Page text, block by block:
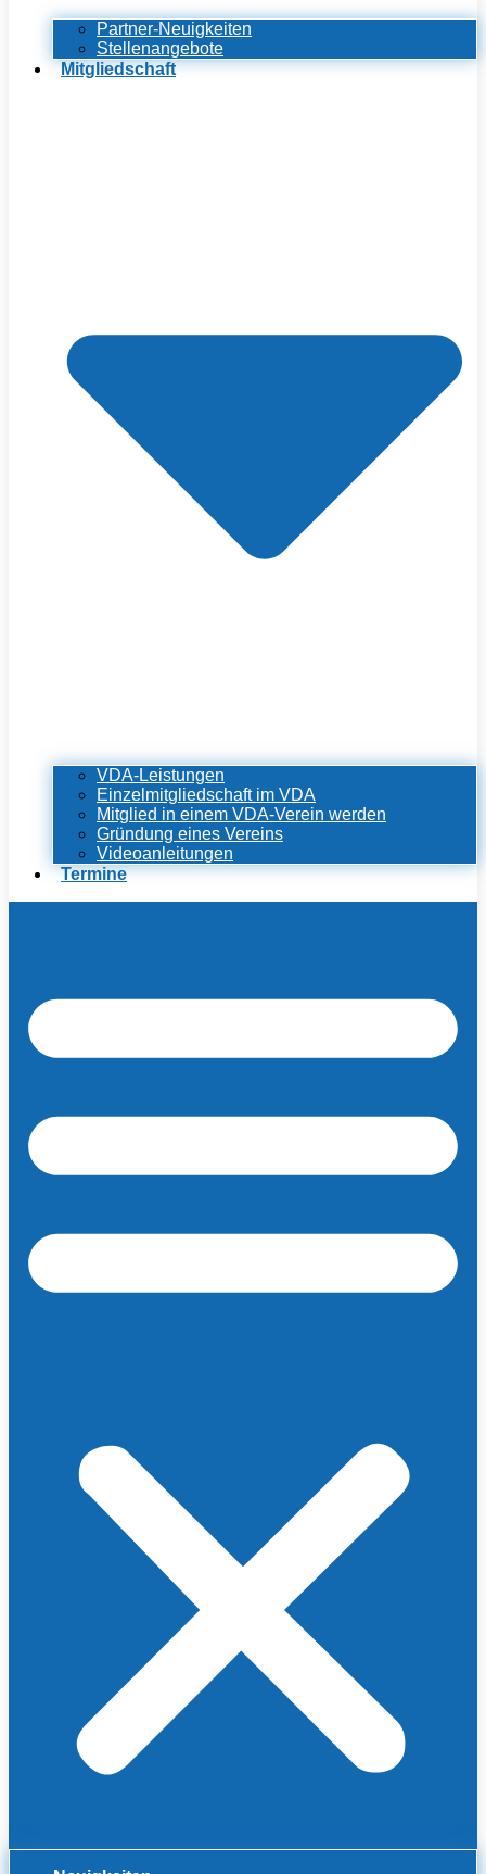
Partner-Neuigkeiten
Stellenangebote
Mitgliedschaft
VDA-Leistungen
Einzelmitgliedschaft im VDA
Mitglied in einem VDA-Verein werden
Gründung eines Vereins
Videoanleitungen
Termine